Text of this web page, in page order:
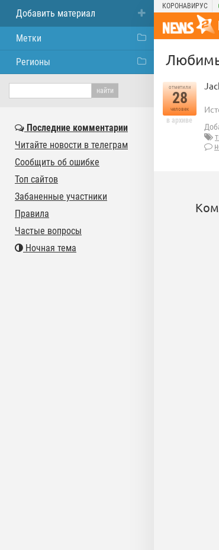
КОРОНАВИРУС
отметили
28
человек
в архиве
Добавить материал
Метки
Регионы
Последние комментарии
Читайте новости в телеграм
Сообщить об ошибке
Топ сайтов
Забаненные участники
Правила
Частые вопросы
Ночная тема